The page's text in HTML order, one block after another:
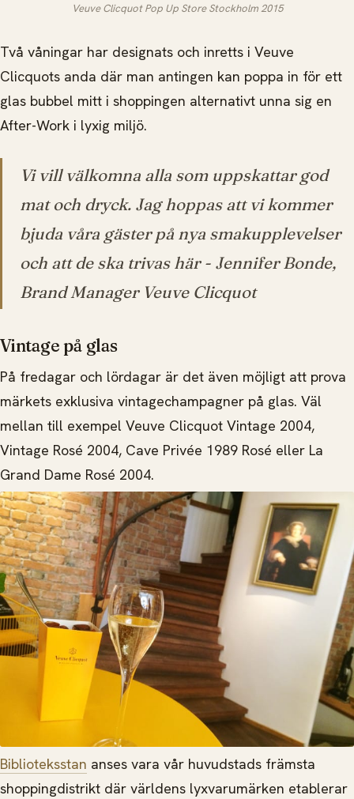
Veuve Clicquot Pop Up Store Stockholm 2015
Två våningar har designats och inretts i Veuve
Clicquots anda där man antingen kan poppa in för ett
glas bubbel mitt i shoppingen alternativt unna sig en
After-Work i lyxig miljö.
Vi vill välkomna alla som uppskattar god
mat och dryck. Jag hoppas att vi kommer
bjuda våra gäster på nya smakupplevelser
och att de ska trivas här- Jennifer Bonde,
Brand Manager Veuve Clicquot
Vintage på glas
På fredagar och lördagar är det även möjligt att prova
märkets exklusiva vintagechampagner på glas. Väl
mellan till exempel Veuve Clicquot Vintage 2004,
Vintage Rosé 2004, Cave Privée 1989 Rosé eller La
Grand Dame Rosé 2004.
Biblioteksstan anses vara vår huvudstads främsta
shoppingdistrikt där världens lyxvarumärken etablerar